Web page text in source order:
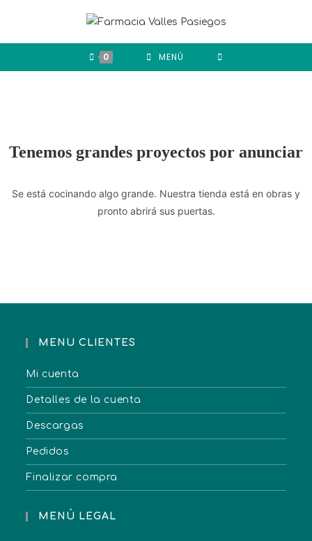
0 MENÚ
Tenemos grandes proyectos por anunciar
Se está cocinando algo grande. Nuestra tienda está en obras y
pronto abrirá sus puertas.
MENU CLIENTES
Mi cuenta
Detalles de la cuenta
Descargas
Pedidos
Finalizar compra
MENÚ LEGAL